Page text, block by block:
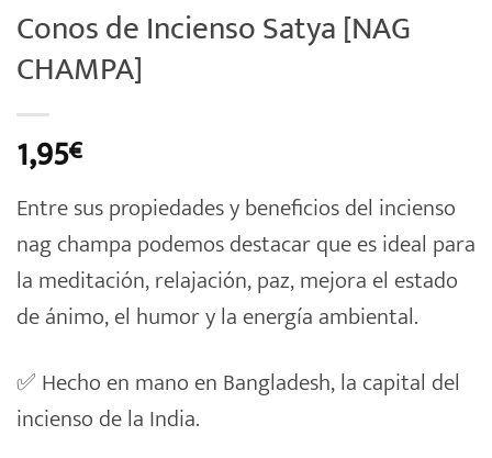
Conos de Incienso Satya [NAG
CHAMPA]
1,95€
Entre sus propiedades y beneficios del incienso
nag champa podemos destacar que es ideal para
la meditación, relajación, paz, mejora el estado
de ánimo, el humor y la energía ambiental.
✅ Hecho en mano en Bangladesh, la capital del
incienso de la India.